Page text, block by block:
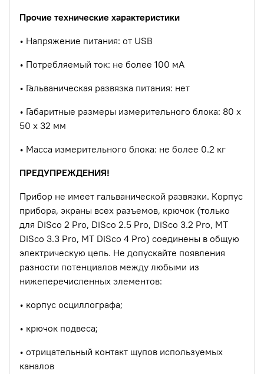
Прочие технические характеристики
• Напряжение питания: от USB
• Потребляемый ток: не более 100 мА
• Гальваническая развязка питания: нет
• Габаритные размеры измерительного блока: 80 x
50 x 32 мм
• Масса измерительного блока: не более 0.2 кг
ПРЕДУПРЕЖДЕНИЯ!
Прибор не имеет гальванической развязки. Корпус
прибора, экраны всех разъемов, крючок (только
для DiSco 2 Pro, DiSco 2.5 Pro, DiSco 3.2 Pro, MT
DiSco 3.3 Pro, MT DiSco 4 Pro) соединены в общую
электрическую цепь. Не допускайте появления
разности потенциалов между любыми из
нижеперечисленных элементов:
• корпус осциллографа;
• крючок подвеса;
• отрицательный контакт щупов используемых
каналов